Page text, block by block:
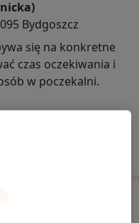
Bydgoszcz
się na konkretne
czas oczekiwania i
w poczekalni.
punktualnie oraz
ewentualnych
dostępne są
pacjentów i